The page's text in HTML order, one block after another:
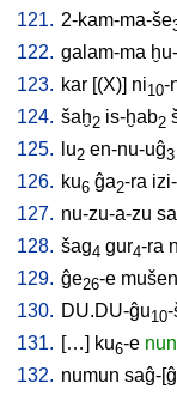
121. 2-kam-ma-še
122. galam-ma
123. kar [(X)] ni10-
124. šaḫ2 is-ḫab2
125.
lu2 en-nu-uĝ3
126. ku6 ĝa2-ra
127. nu-zu-a-zu
128. šag4 gur4-ra
129. ĝe26-e mušen
130. DU.DU-ĝu10-
131. […] ku6-e
132. numun saĝ-